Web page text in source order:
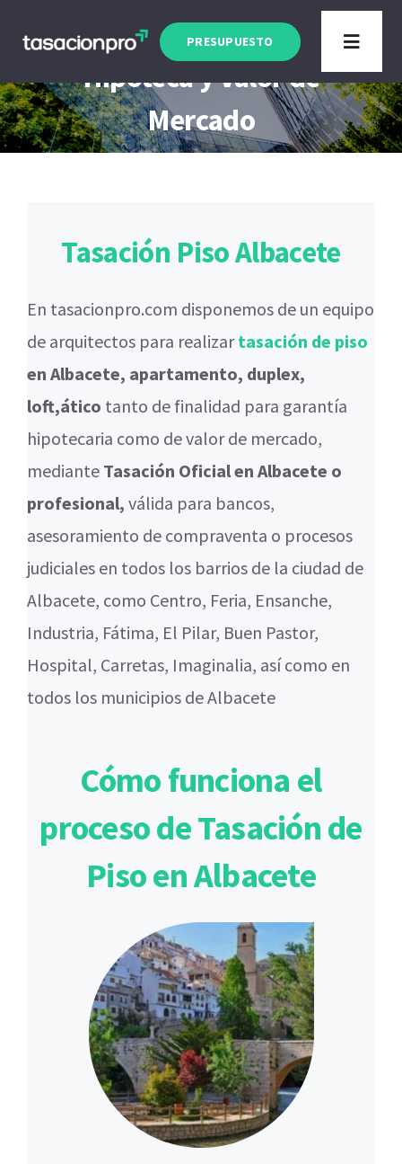
Toggle
Tipo de Inmueble
Finalidad
PRESUPUESTO
Tasación Piso Albacete
Hipoteca y Valor de
Mercado
Tasación Piso Albacete
En tasacionpro.com disponemos de un equipo
de arquitectos para realizartasación de piso
en Albacete, apartamento, duplex,
loft,ático tanto de finalidad para garantía
hipotecaria como de valor de mercado,
mediante Tasación Oficial en Albacete o
profesional, válida para bancos,
asesoramiento de compraventa o procesos
judiciales en todos los barrios de la ciudad de
Albacete, como Centro, Feria, Ensanche,
Industria, Fátima, El Pilar, Buen Pastor,
Hospital, Carretas, Imaginalia, así como en
todos los municipios de Albacete
Cómo funciona el
proceso de Tasación de
Piso en Albacete